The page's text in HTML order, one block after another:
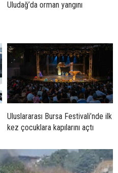
Uludağ’da orman yangını
Uluslararası Bursa Festivali’nde ilk
kez çocuklara kapılarını açtı